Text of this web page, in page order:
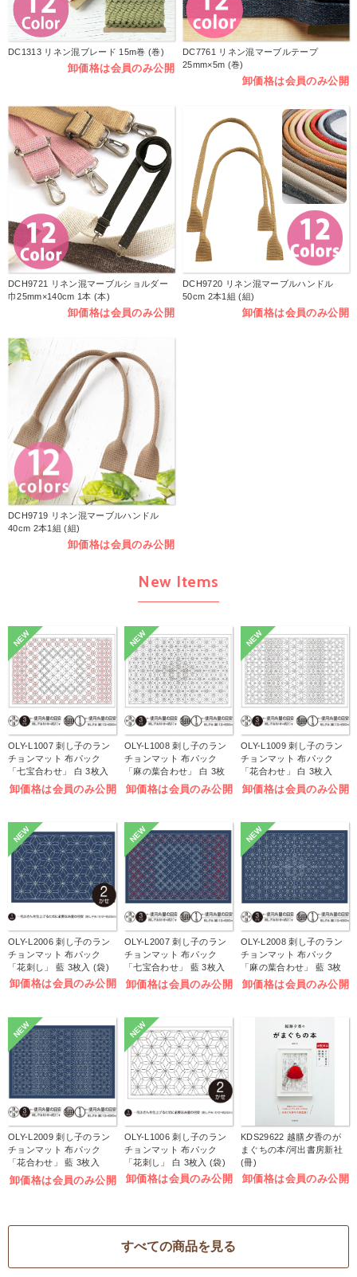
DC1313 リネン混ブレード 15m巻 (巻)
卸価格は会員のみ公開
DC7761 リネン混マーブルテープ
25mm×5m (巻)
卸価格は会員のみ公開
DCH9721 リネン混マーブルショルダー
巾25mm×140cm 1本 (本)
卸価格は会員のみ公開
DCH9720 リネン混マーブルハンドル
50cm 2本1組 (組)
卸価格は会員のみ公開
DCH9719 リネン混マーブルハンドル
40cm 2本1組 (組)
卸価格は会員のみ公開
New Items
NEW
OLY-L1007 刺し子のラン
チョンマット 布パック
「七宝合わせ」 白 3枚入
(袋)
卸価格は会員のみ公開
NEW
OLY-L1008 刺し子のラン
チョンマット 布パック
「麻の葉合わせ」 白 3枚
入 (袋)
卸価格は会員のみ公開
NEW
OLY-L1009 刺し子のラン
チョンマット 布パック
「花合わせ」 白 3枚入
(袋)
卸価格は会員のみ公開
NEW
OLY-L2006 刺し子のラン
チョンマット 布パック
「花刺し」 藍 3枚入 (袋)
卸価格は会員のみ公開
NEW
OLY-L2007 刺し子のラン
チョンマット 布パック
「七宝合わせ」 藍 3枚入
(袋)
卸価格は会員のみ公開
NEW
OLY-L2008 刺し子のラン
チョンマット 布パック
「麻の葉合わせ」 藍 3枚
入 (袋)
卸価格は会員のみ公開
NEW
OLY-L2009 刺し子のラン
チョンマット 布パック
「花合わせ」 藍 3枚入
(袋)
卸価格は会員のみ公開
NEW
OLY-L1006 刺し子のラン
チョンマット 布パック
「花刺し」 白 3枚入 (袋)
卸価格は会員のみ公開
KDS29622 越膳夕香のが
まぐちの本/河出書房新社
(冊)
卸価格は会員のみ公開
すべての商品を見る